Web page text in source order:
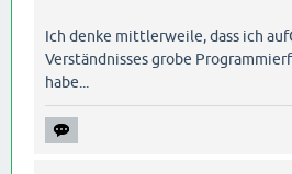
Ich denke mittlerweile, dass ich
Verständnisses grobe
habe...